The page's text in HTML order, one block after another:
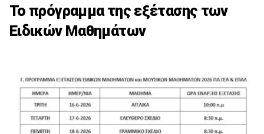
Το πρόγραμμα της εξέτασης των
Ειδικών Μαθημάτων